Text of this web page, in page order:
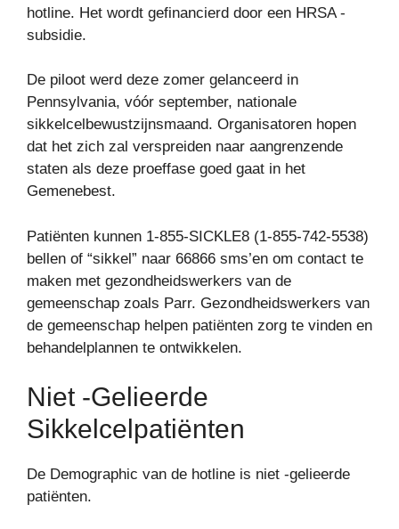
hotline. Het wordt gefinancierd door een HRSA -
subsidie.
De piloot werd deze zomer gelanceerd in
Pennsylvania, vóór september, nationale
sikkelcelbewustzijnsmaand. Organisatoren hopen
dat het zich zal verspreiden naar aangrenzende
staten als deze proeffase goed gaat in het
Gemenebest.
Patiënten kunnen 1-855-SICKLE8 (1-855-742-5538)
bellen of “sikkel” naar 66866 sms’en om contact te
maken met gezondheidswerkers van de
gemeenschap zoals Parr. Gezondheidswerkers van
de gemeenschap helpen patiënten zorg te vinden en
behandelplannen te ontwikkelen.
Niet -gelieerde
Sikkelcelpatiënten
De Demographic van de hotline is niet -gelieerde
patiënten.